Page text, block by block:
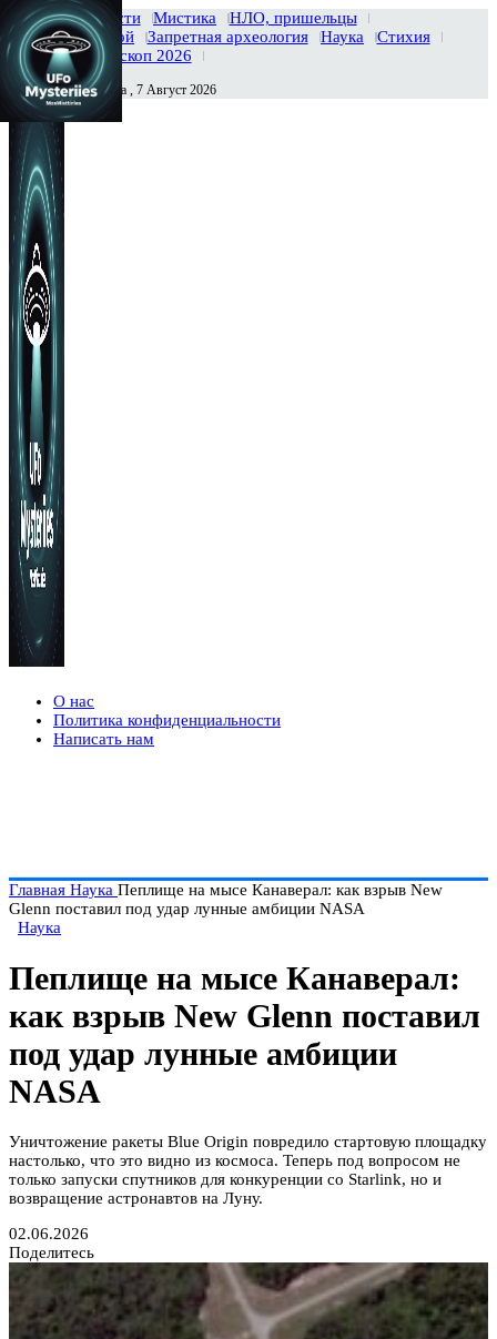
Главная Новости Мистика
НЛО, пришельцы
Тайны вселенной
Запретная археология Наука
Стихия
История
Гороскоп 2026
Сегодня Пятница , 7 Август 2026
О нас
Политика конфиденциальности
Написать нам
Главная Наука Пеплище на мысе Канаверал: как взрыв New
Glenn поставил под удар лунные амбиции NASA
Наука
Пеплище на мысе Канаверал:
как взрыв New Glenn поставил
под удар лунные амбиции
NASA
Уничтожение ракеты Blue Origin повредило стартовую площадку
настолько, что это видно из космоса. Теперь под вопросом не
только запуски спутников для конкуренции со Starlink, но и
возвращение астронавтов на Луну.
02.06.2026
Поделитесь